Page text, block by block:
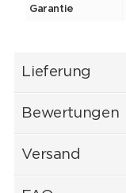
Garantie
Lieferung
Bewertungen
Versand